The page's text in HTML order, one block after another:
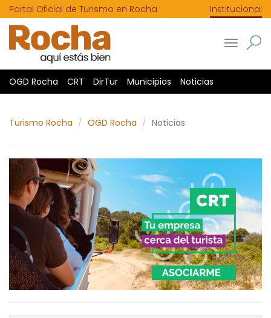
Portal Oficial de Turismo en Rocha Institucional
Toggle
OGD Rocha CRT DirTur Municipios Noticias
Turismo Rocha OGD Rocha Noticias